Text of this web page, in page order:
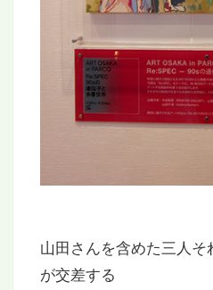
山田さんを含めた三人
が交差する